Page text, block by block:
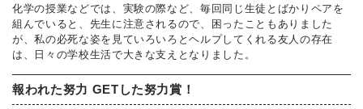
化学の授業などでは、実験の際など、毎回同じ生徒とばかりペアを
組んでいると、先生に注意されるので、困ったこともありました
が、私の必死な姿を見ていろいろとヘルプしてくれる友人の存在
は、日々の学校生活で大きな支えとなりました。
報われた努力 GETした努力賞！